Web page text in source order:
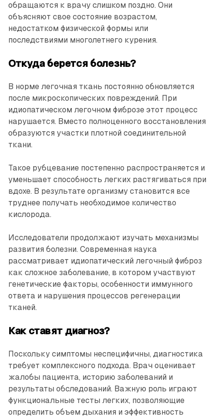
обращаются к врачу слишком поздно. Они
объясняют свое состояние возрастом,
недостатком физической формы или
последствиями многолетнего курения.
Откуда берется болезнь?
В норме легочная ткань постоянно обновляется
после микроскопических повреждений. При
идиопатическом легочном фиброзе этот процесс
нарушается. Вместо полноценного восстановления
образуются участки плотной соединительной
ткани.
Такое рубцевание постепенно распространяется и
уменьшает способность легких растягиваться при
вдохе. В результате организму становится все
труднее получать необходимое количество
кислорода.
Исследователи продолжают изучать механизмы
развития болезни. Современная наука
рассматривает идиопатический легочный фиброз
как сложное заболевание, в котором участвуют
генетические факторы, особенности иммунного
ответа и нарушения процессов регенерации
тканей.
Как ставят диагноз?
Поскольку симптомы неспецифичны, диагностика
требует комплексного подхода. Врач оценивает
жалобы пациента, историю заболеваний и
результаты обследований. Важную роль играют
функциональные тесты легких, позволяющие
определить объем дыхания и эффективность